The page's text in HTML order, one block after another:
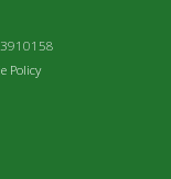
Policy